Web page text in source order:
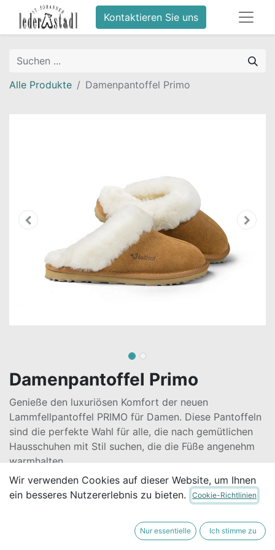
Kontaktieren Sie uns
Alle Produkte Damenpantoffel Primo
Damenpantoffel Primo
Genieße den luxuriösen Komfort der neuen
Lammfellpantoffel PRIMO für Damen. Diese Pantoffeln
sind die perfekte Wahl für alle, die nach gemütlichen
Hausschuhen mit Stil suchen, die die Füße angenehm
warmhalten.
79,90€ Alle Preise inkl. MwSt.
zzgl.
Wir verwenden Cookies auf dieser Website, um Ihnen
ein besseres Nutzererlebnis zu bieten.
Cookie-Richtlinien
Nur essentielle Ich stimme zu